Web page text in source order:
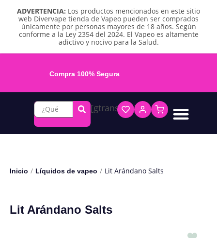
ADVERTENCIA: Los productos mencionados en este sitio
web Divervape tienda de Vapeo pueden ser comprados
únicamente por personas mayores de 18 años. Según
conforme a la Ley 2354 del 2024. El Vapeo es altamente
adictivo y nocivo para la Salud.
Compra 100% Segura
[gtranslate]
Inicio / Líquidos de vapeo / Lit Arándano Salts
Lit Arándano Salts